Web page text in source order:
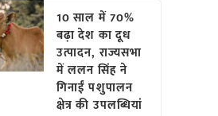
10 साल में 70%
बढ़ा देश का दूध
उत्पादन, राज्यसभा
में ललन सिंह ने
गिनाईं पशुपालन
क्षेत्र की उपलब्धियां